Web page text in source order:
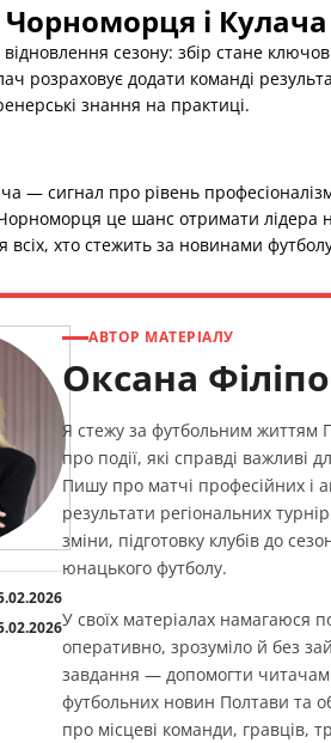
і Кулача
сезону: збір стане
розраховує додати команді
знання на практиці.
— сигнал про рівень
це шанс отримати лідера
хто стежить за новинами
АВТОР МАТЕРІАЛУ
Оксана
Я стежу за футбольним життям
про події, які справді важливі
Пишу про матчі професійних і
результати регіональних
зміни, підготовку клубів до
юнацького футболу.
У своїх матеріалах намагаюся
оперативно, зрозуміло й без
завдання — допомогти читачам
футбольних новин Полтави та
про місцеві команди, гравців,